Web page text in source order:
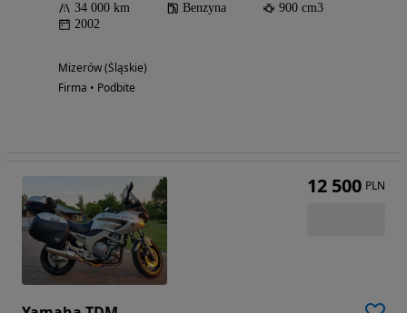
34 000 km Benzyna
900 cm3
2002
Mizerów (Śląskie)
Firma • Podbite
12 500 PLN